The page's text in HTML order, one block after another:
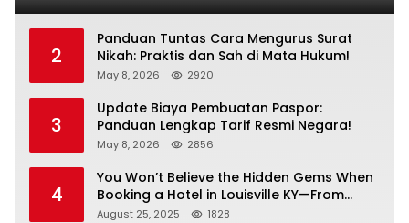
2
Panduan Tuntas Cara Mengurus Surat
Nikah: Praktis dan Sah di Mata Hukum!
May 8, 2026 2920
3
Update Biaya Pembuatan Paspor:
Panduan Lengkap Tarif Resmi Negara!
May 8, 2026 2856
4
You Won’t Believe the Hidden Gems When
Booking a Hotel in Louisville KY—From
Cheap to Luxe!
August 25, 2025 1828